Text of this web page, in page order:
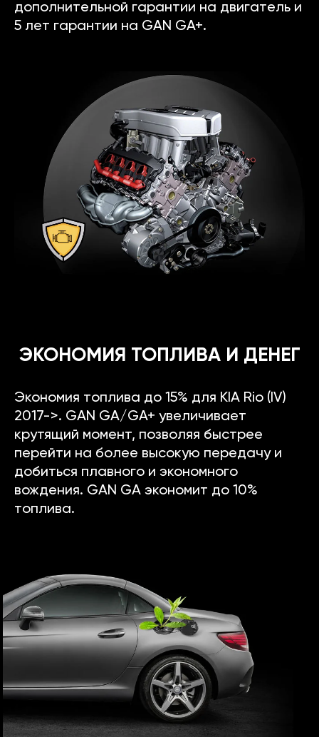
дополнительной гарантии на двигатель и
5 лет гарантии на GAN GA+.
ЭКОНОМИЯ ТОПЛИВА И ДЕНЕГ
Экономия топлива до 15% для KIA Rio (IV)
2017->. GAN GA/GA+ увеличивает
крутящий момент, позволяя быстрее
перейти на более высокую передачу и
добиться плавного и экономного
вождения. GAN GA экономит до 10%
топлива.